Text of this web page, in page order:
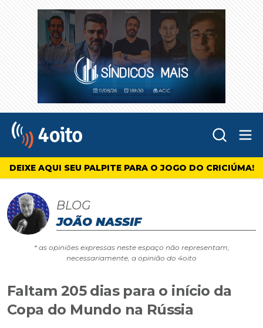
4oito
DEIXE AQUI SEU PALPITE PARA O JOGO DO CRICIÚMA!
BLOG
JOÃO NASSIF
* as opiniões expressas neste espaço não representam,
necessariamente, a opinião do 4oito
Faltam 205 dias para o início da
Copa do Mundo na Rússia